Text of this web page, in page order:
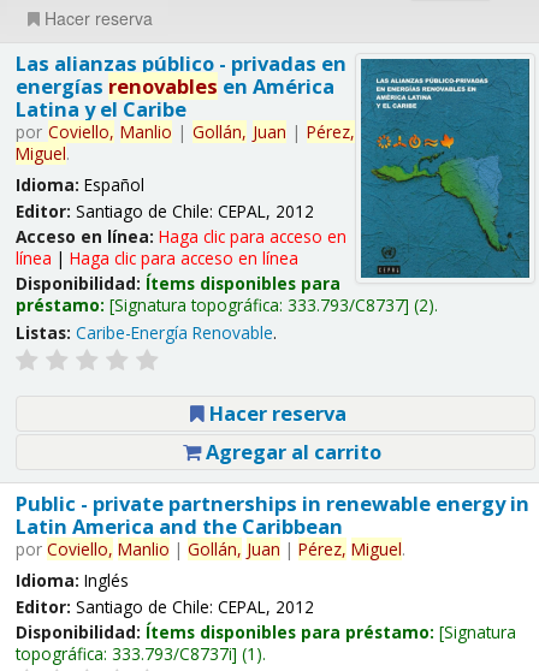
Hacer reserva
Las alianzas público - privadas en
energías renovables en América
Latina y el Caribe
por Coviello, Manlio | Gollán, Juan | Pérez,
Miguel.
Idioma: Español
Editor: Santiago de Chile: CEPAL, 2012
Acceso en línea: Haga clic para acceso en
línea | Haga clic para acceso en línea
Disponibilidad: Ítems disponibles para
préstamo: Signatura topográfica: 333.793/C8737 (2).
Listas: Caribe-Energía Renovable.
Hacer reserva
Agregar al carrito
Public - private partnerships in renewable energy in
Latin America and the Caribbean
por Coviello, Manlio | Gollán, Juan | Pérez, Miguel.
Idioma: Inglés
Editor: Santiago de Chile: CEPAL, 2012
Disponibilidad: Ítems disponibles para préstamo: Signatura
topográfica: 333.793/C8737i (1).